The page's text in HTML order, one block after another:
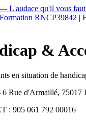
L'audace qu'il vous faut
Formation RNCP39842 |
&
en situation de
Rue d'Armaillé, 75017
: 905 061 792 00016